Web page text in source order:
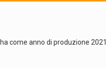
come anno di produzione 2021.